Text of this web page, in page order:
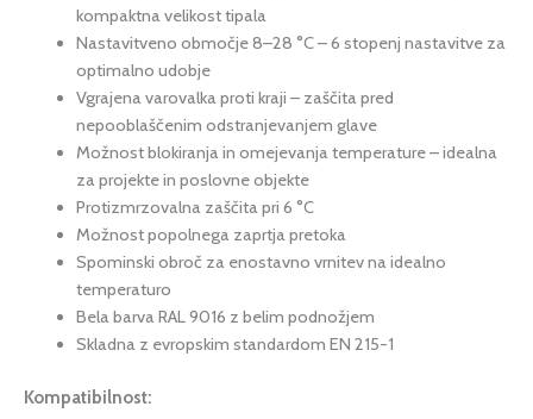
kompaktna velikost tipala
Nastavitveno območje 8–28 °C – 6 stopenj nastavitve za
optimalno udobje
Vgrajena varovalka proti kraji – zaščita pred
nepooblaščenim odstranjevanjem glave
Možnost blokiranja in omejevanja temperature – idealna
za projekte in poslovne objekte
Protizmrzovalna zaščita pri 6 °C
Možnost popolnega zaprtja pretoka
Spominski obroč za enostavno vrnitev na idealno
temperaturo
Bela barva RAL 9016 z belim podnožjem
Skladna z evropskim standardom EN 215-1
Kompatibilnost: